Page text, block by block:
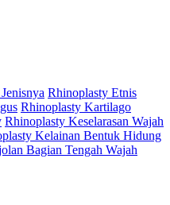
Rhinoplasty Etnis
Rhinoplasty Kartilago
Rhinoplasty Keselarasan Wajah
Kelainan Bentuk Hidung
Bagian Tengah Wajah